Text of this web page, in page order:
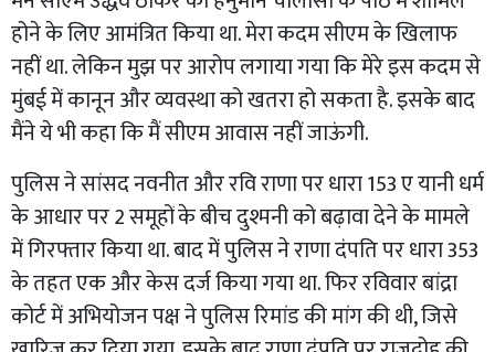
होने के लिए आमंत्रित किया था. मेरा कदम सीएम के खिलाफ
नहीं था. लेकिन मुझ पर आरोप लगाया गया कि मेरे इस कदम से
मुंबई में कानून और व्यवस्था को खतरा हो सकता है. इसके बाद
मैंने ये भी कहा कि मैं सीएम आवास नहीं जाऊंगी.
पुलिस ने सांसद नवनीत और रवि राणा पर धारा 153 ए यानी धर्म
के आधार पर 2 समूहों के बीच दुश्मनी को बढ़ावा देने के मामले
में गिरफ्तार किया था. बाद में पुलिस ने राणा दंपति पर धारा 353
के तहत एक और केस दर्ज किया गया था. फिर रविवार बांद्रा
कोर्ट में अभियोजन पक्ष ने पुलिस रिमांड की मांग की थी, जिसे